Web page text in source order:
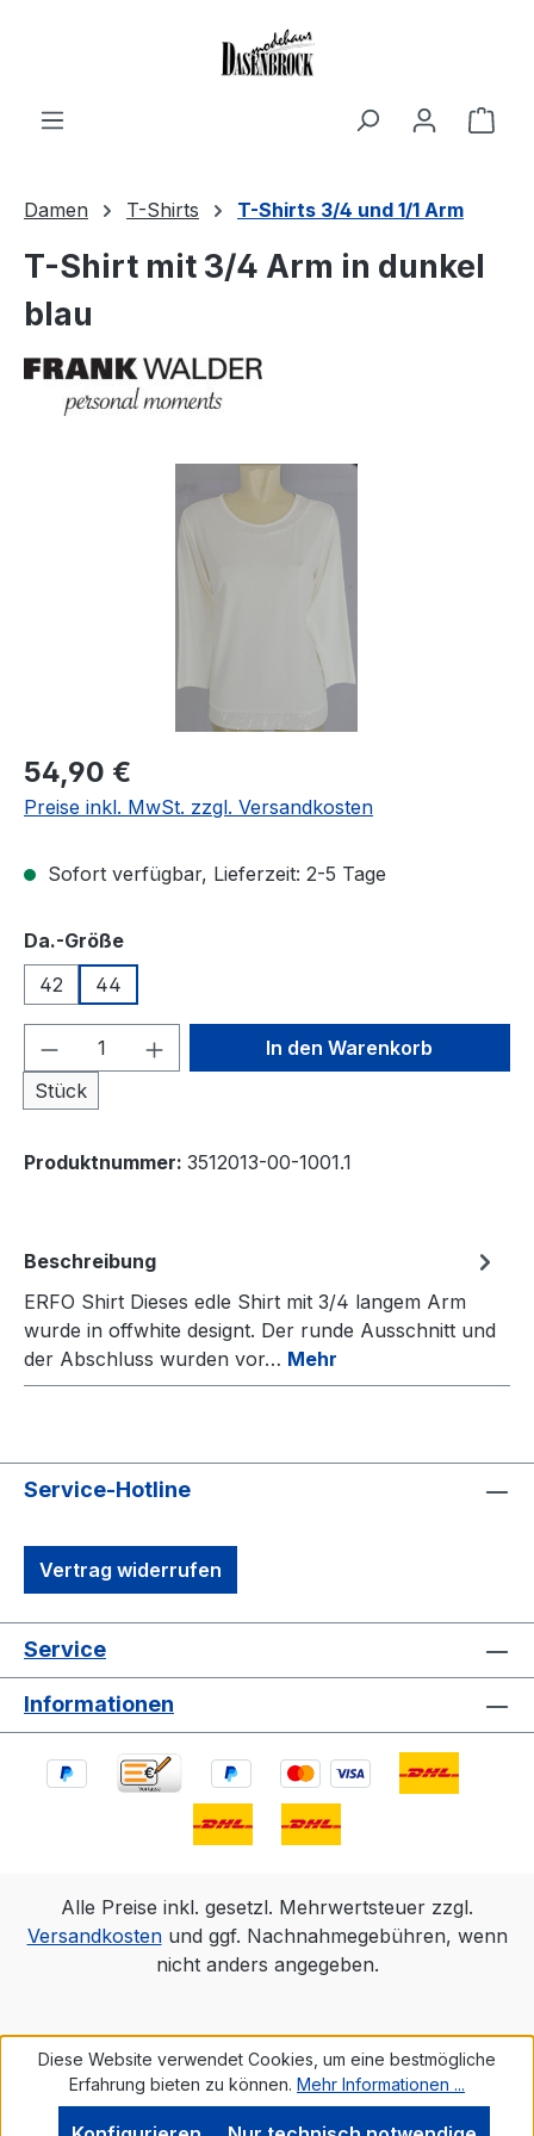
Damen T-Shirts T-Shirts 3/4 und 1/1 Arm
T-Shirt mit 3/4 Arm in dunkel
blau
Regulärer Preis:
54,90 €
Preise inkl. MwSt. zzgl. Versandkosten
Sofort verfügbar, Lieferzeit: 2-5 Tage
Da.-Größeauswählen
42
44
Produkt Anzahl: Gib den
Stück
In den Warenkorb
Produktnummer: 3512013-00-1001.1
Beschreibung
ERFO Shirt Dieses edle Shirt mit 3/4 langem Arm
wurde in offwhite designt. Der runde Ausschnitt und
der Abschluss wurden vor… Mehr
Service-Hotline
Vertrag widerrufen
Service
Informationen
Alle Preise inkl. gesetzl. Mehrwertsteuer zzgl.
Versandkostenund ggf. Nachnahmegebühren, wenn
nicht anders angegeben.
Diese Website verwendet Cookies, um eine bestmögliche
Erfahrung bieten zu können. Mehr Informationen ...